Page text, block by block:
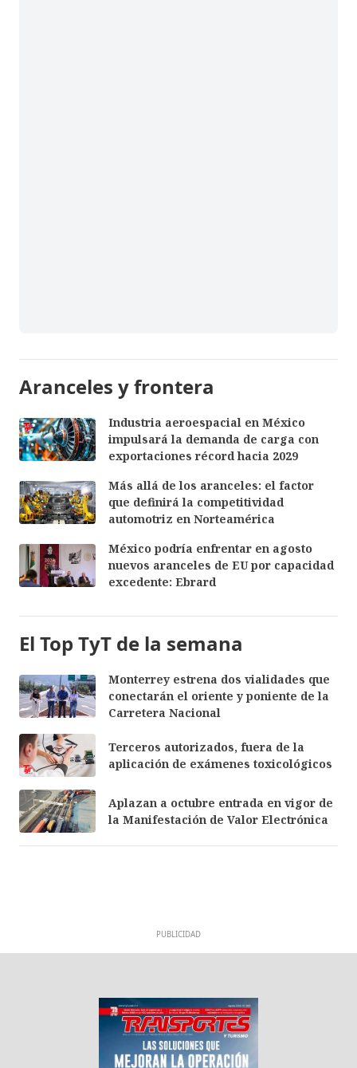
Aranceles y frontera
Industria aeroespacial en México
impulsará la demanda de carga con
exportaciones récord hacia 2029
Más allá de los aranceles: el factor
que definirá la competitividad
automotriz en Norteamérica
México podría enfrentar en agosto
nuevos aranceles de EU por capacidad
excedente: Ebrard
El Top TyT de la semana
Monterrey estrena dos vialidades que
conectarán el oriente y poniente de la
Carretera Nacional
Terceros autorizados, fuera de la
aplicación de exámenes toxicológicos
Aplazan a octubre entrada en vigor de
la Manifestación de Valor Electrónica
PUBLICIDAD